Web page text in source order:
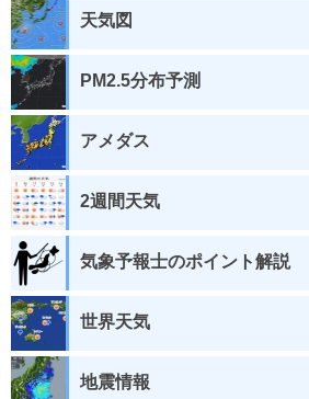
天気図
PM2.5分布予測
アメダス
2週間天気
気象予報士のポイント解説
世界天気
地震情報